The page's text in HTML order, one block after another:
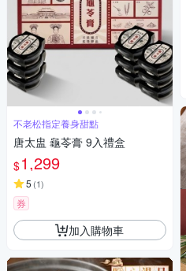
不老松指定養身甜點
唐太盅 龜苓膏 9入禮盒
$1,299
5 (1)
券
加入購物車